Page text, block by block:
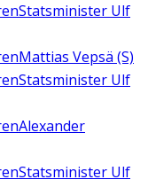
Statsminister Ulf
Mattias Vepsä (S)
Statsminister Ulf
Alexander
Statsminister Ulf